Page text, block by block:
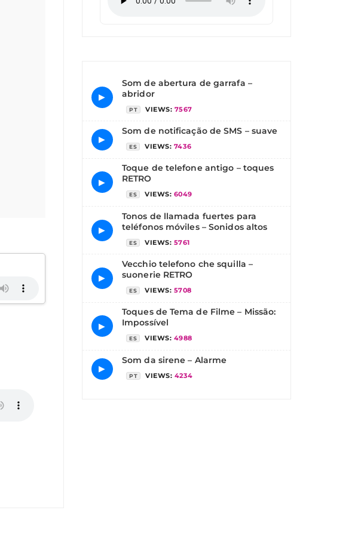
▶
Som de abertura de garrafa –
abridor
PT VIEWS: 7567
▶
Som de notificação de SMS – suave
ES VIEWS: 7436
▶
Toque de telefone antigo – toques
RETRO
ES VIEWS: 6049
▶
Tonos de llamada fuertes para
teléfonos móviles – Sonidos altos
ES VIEWS: 5761
▶
Vecchio telefono che squilla –
suonerie RETRO
ES VIEWS: 5708
▶
Toques de Tema de Filme – Missão:
Impossível
ES VIEWS: 4988
▶
Som da sirene – Alarme
PT VIEWS: 4234